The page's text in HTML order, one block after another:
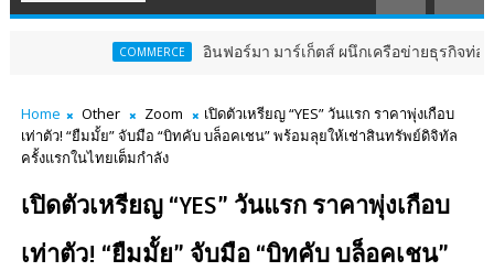
อินฟอร์มา มาร์เก็ตส์ ผนึกเครือข่ายธุรกิจท่องเที่ยว-บริการ
Home Other Zoom
เปิดตัวเหรียญ “YES” วันแรก ราคาพุ่งเกือบ
เท่าตัว! “ยืมมั้ย” จับมือ “บิทคับ บล็อคเชน” พร้อมลุยให้เช่าสินทรัพย์ดิจิทัล
ครั้งแรกในไทยเต็มกำลัง
เปิดตัวเหรียญ “YES” วันแรก ราคาพุ่งเกือบ
เท่าตัว! “ยืมมั้ย” จับมือ “บิทคับ บล็อคเชน”